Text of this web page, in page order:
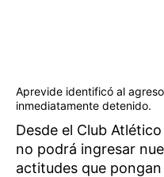
Aprevide identificó al
inmediatamente detenido.
Desde el Club
no podrá ingresar
actitudes que